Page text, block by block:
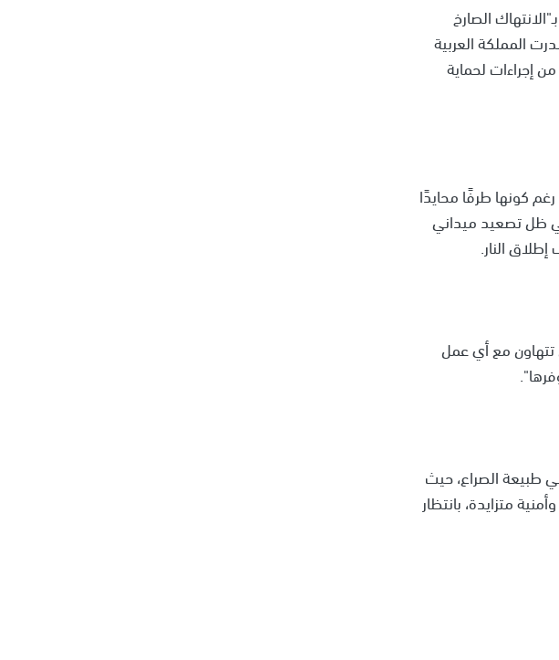
الصارخ
المملكة العربية
إجراءات لحماية
كونها طرفًا محايدًا
ظل تصعيد ميداني
النار.
تتهاون مع أي عمل
طبيعة الصراع، حيث
متزايدة، بانتظار